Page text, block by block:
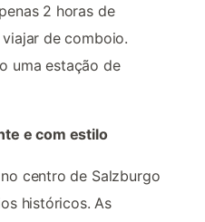
2 horas de
de comboio.
uma estação de
e com estilo
centro de Salzburgo
históricos. As